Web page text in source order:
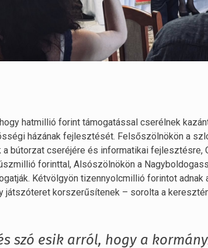
hatmillió forint támogatással cserélnek
házának fejlesztését. Felsőszölnökön a
bútorzat cseréjére és informatikai fejlesztésre,
forinttal, Alsószölnökön a
Kétvölgyön tizennyolcmillió forintot adnak
játszóteret korszerűsítenek – sorolta a
szó esik arról, hogy a